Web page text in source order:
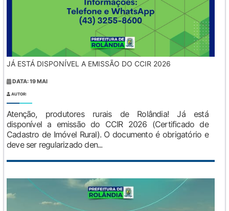
JÁ ESTÁ DISPONÍVEL A EMISSÃO DO CCIR 2026
DATA: 19 MAI
AUTOR:
Atenção, produtores rurais de Rolândia! Já está
disponível a emissão do CCIR 2026 (Certificado de
Cadastro de Imóvel Rural). O documento é obrigatório e
deve ser regularizado den...